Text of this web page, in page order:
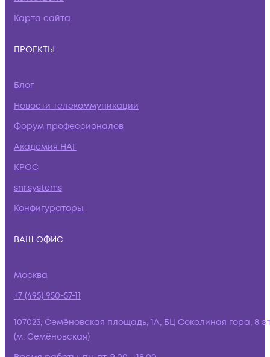
Карта сайта
ПРОЕКТЫ
Блог
Новости телекоммуникаций
Форум профессионалов
Академия НАГ
КРОС
snr.systems
Конфигураторы
ВАШ ОФИС
Москва
+7 (495) 950-57-11
107023, Семёновская площадь, 1А, БЦ Соколиная гора, 8
(м. Семёновская)